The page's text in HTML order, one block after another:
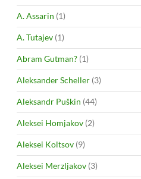
A. Assarin (1)
A. Tutajev (1)
Abram Gutman? (1)
Aleksander Scheller (3)
Aleksandr Puškin (44)
Aleksei Homjakov (2)
Aleksei Koltsov (9)
Aleksei Merzljakov (3)